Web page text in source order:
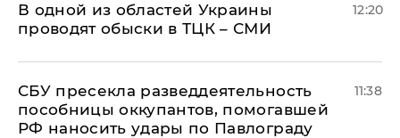
В одной из областей Украины
проводят обыски в ТЦК – СМИ
12:20
СБУ пресекла разведдеятельность
пособницы оккупантов, помогавшей
РФ наносить удары по Павлограду
11:38